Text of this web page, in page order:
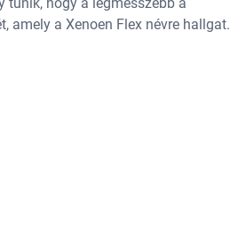
hogy a legmesszebb a
amely a Xenoen Flex névre hallgat.